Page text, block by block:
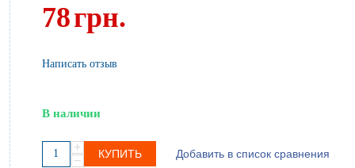
78грн.
Написать отзыв
В наличии
+
−
КУПИТЬ Добавить в список сравнения